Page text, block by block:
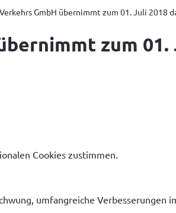
GmbH übernimmt zum 01. Juli 2018
zum
Cookies zustimmen.
umfangreiche Verbesserungen